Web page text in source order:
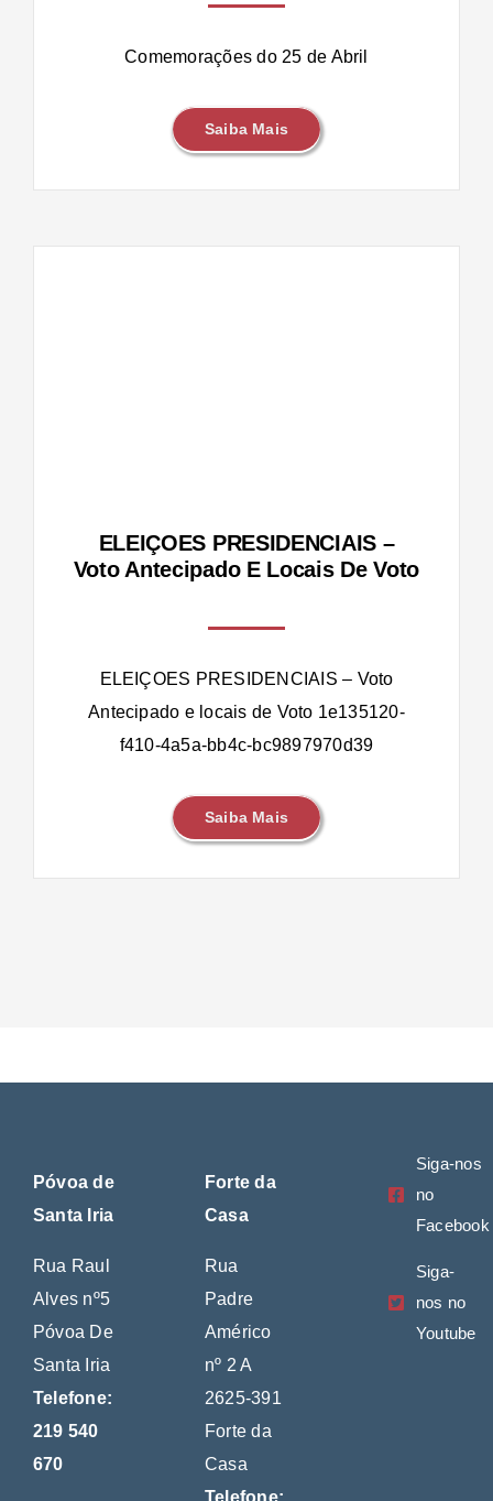
Comemorações do 25 de Abril
Saiba Mais
ELEIÇOES PRESIDENCIAIS –
Voto Antecipado E Locais De Voto
ELEIÇOES PRESIDENCIAIS – Voto
Antecipado e locais de Voto 1e135120-
f410-4a5a-bb4c-bc9897970d39
Saiba Mais
Póvoa de
Santa Iria
Rua Raul
Alves nº5
Póvoa De
Santa Iria
Telefone:
219 540
670
Forte da
Casa
Rua
Padre
Américo
nº 2 A
2625-391
Forte da
Casa
Siga-nos
no
Facebook
Siga-
nos no
Youtube